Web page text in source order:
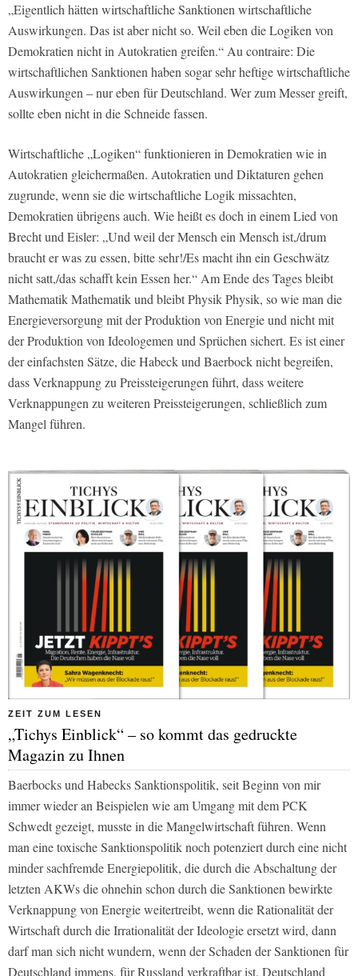
„Eigentlich hätten wirtschaftliche Sanktionen wirtschaftliche
Auswirkungen. Das ist aber nicht so. Weil eben die Logiken von
Demokratien nicht in Autokratien greifen.“ Au contraire: Die
wirtschaftlichen Sanktionen haben sogar sehr heftige wirtschaftliche
Auswirkungen – nur eben für Deutschland. Wer zum Messer greift,
sollte eben nicht in die Schneide fassen.
Wirtschaftliche „Logiken“ funktionieren in Demokratien wie in
Autokratien gleichermaßen. Autokratien und Diktaturen gehen
zugrunde, wenn sie die wirtschaftliche Logik missachten,
Demokratien übrigens auch. Wie heißt es doch in einem Lied von
Brecht und Eisler: „Und weil der Mensch ein Mensch ist,/drum
braucht er was zu essen, bitte sehr!/Es macht ihn ein Geschwätz
nicht satt,/das schafft kein Essen her.“ Am Ende des Tages bleibt
Mathematik Mathematik und bleibt Physik Physik, so wie man die
Energieversorgung mit der Produktion von Energie und nicht mit
der Produktion von Ideologemen und Sprüchen sichert. Es ist einer
der einfachsten Sätze, die Habeck und Baerbock nicht begreifen,
dass Verknappung zu Preissteigerungen führt, dass weitere
Verknappungen zu weiteren Preissteigerungen, schließlich zum
Mangel führen.
ZEIT ZUM LESEN
„Tichys Einblick“ – so kommt das gedruckte
Magazin zu Ihnen
Baerbocks und Habecks Sanktionspolitik, seit Beginn von mir
immer wieder an Beispielen wie am Umgang mit dem PCK
Schwedt gezeigt, musste in die Mangelwirtschaft führen. Wenn
man eine toxische Sanktionspolitik noch potenziert durch eine nicht
minder sachfremde Energiepolitik, die durch die Abschaltung der
letzten AKWs die ohnehin schon durch die Sanktionen bewirkte
Verknappung von Energie weitertreibt, wenn die Rationalität der
Wirtschaft durch die Irrationalität der Ideologie ersetzt wird, dann
darf man sich nicht wundern, wenn der Schaden der Sanktionen für
Deutschland immens, für Russland verkraftbar ist. Deutschland